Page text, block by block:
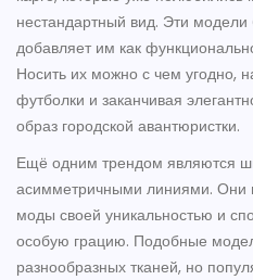
нестандартный вид. Эти
добавляет им как
Носить их можно с чем угодно,
футболки и заканчивая
образ городской авантюристки.
Ещё одним трендом являются
асимметричными линиями. Они
моды своей уникальностью и
особую грацию. Подобные
разнообразных тканей, но